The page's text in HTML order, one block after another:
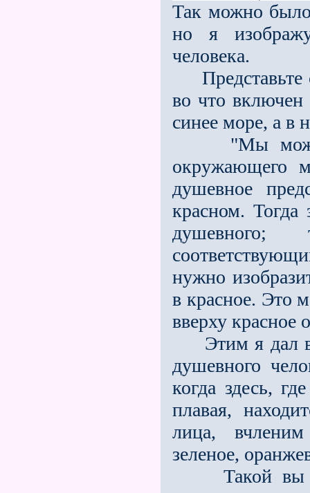
Так можно было
но я изображу
человека.
Представьте
во что включен
синее море, а в
"Мы можем
окружающего
душевное
красном.
душевного;
нужно
в красное. Это
вверху кра­сное
Этим я дал
душевного
когда здесь,
плавая,
лица,
зеленое,
Такой вы